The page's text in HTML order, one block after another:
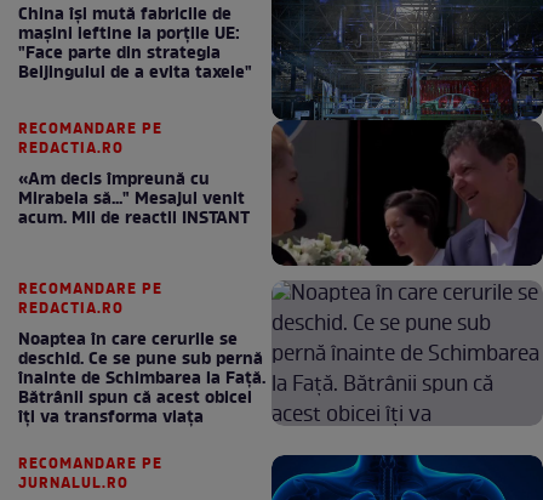
China își mută fabricile de
mașini ieftine la porțile UE:
"Face parte din strategia
Beijingului de a evita taxele"
RECOMANDARE PE
REDACTIA.RO
«Am decis împreună cu
Mirabela să..." Mesajul venit
acum. Mii de reactii INSTANT
RECOMANDARE PE
REDACTIA.RO
Noaptea în care cerurile se
deschid. Ce se pune sub pernă
înainte de Schimbarea la Față.
Bătrânii spun că acest obicei
îți va transforma viața
RECOMANDARE PE
JURNALUL.RO